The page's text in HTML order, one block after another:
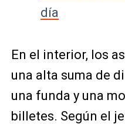
día
En el interior, los
una alta suma de
una funda y una
billetes. Según el